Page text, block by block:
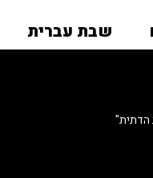
שבת עברית
הדתית"